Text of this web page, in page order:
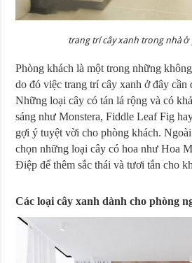
trang trí cây xanh trong nhà
Phòng khách là một trong những
do đó việc trang trí cây xanh ở đây cần
Những loại cây có tán lá rộng và có
sáng như Monstera, Fiddle Leaf Fig
gợi ý tuyệt vời cho phòng khách.
chọn những loại cây có hoa như Hoa
Điệp để thêm sắc thái và tươi tắn cho
Các loại cây xanh dành cho phòng